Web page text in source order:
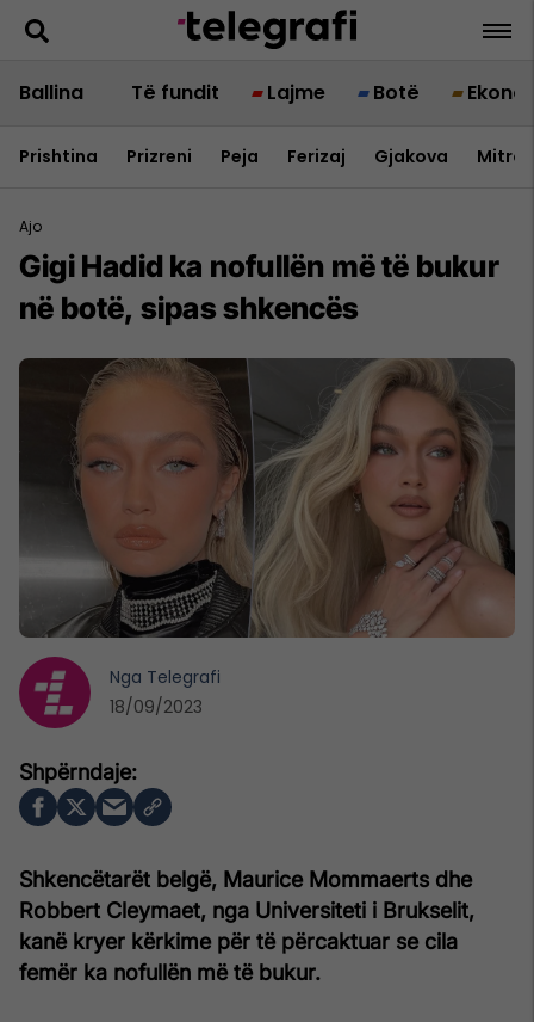
Ballina Të fundit Lajme Botë
Prishtina Prizreni Peja Ferizaj Gjakova
Ajo
Gigi Hadid ka nofullën më të bukur
në botë, sipas shkencës
Shkencëtarët belgë, Maurice Mommaerts dhe
Robbert Cleymaet, nga Universiteti i Brukselit,
kanë kryer kërkime për të përcaktuar se cila
femër ka nofullën më të bukur.
Nga Telegrafi
18/09/2023